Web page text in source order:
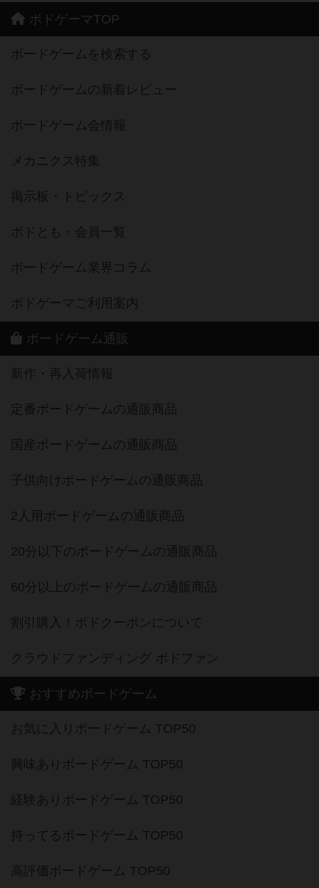
ボドゲーマTOP
ボードゲームを検索する
ボードゲームの新着レビュー
ボードゲーム会情報
メカニクス特集
掲示板・トピックス
ボドとも・会員一覧
ボードゲーム業界コラム
ボドゲーマご利用案内
ボードゲーム通販
新作・再入荷情報
定番ボードゲームの通販商品
国産ボードゲームの通販商品
子供向けボードゲームの通販商品
2人用ボードゲームの通販商品
20分以下のボードゲームの通販商品
60分以上のボードゲームの通販商品
割引購入！ボドクーポンについて
クラウドファンディング ボドファン
おすすめボードゲーム
お気に入りボードゲーム TOP50
興味ありボードゲーム TOP50
経験ありボードゲーム TOP50
持ってるボードゲーム TOP50
高評価ボードゲーム TOP50